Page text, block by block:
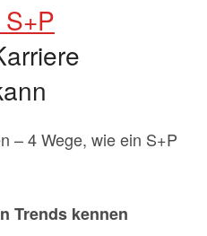
S+P
– 4 Wege, wie ein S+P
Trends kennen